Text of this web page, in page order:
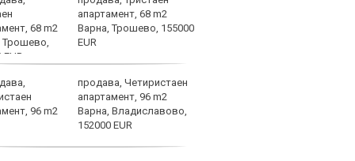
апартамент, 68 m2
Варна, Трошево, 155000
EUR
продава, Четиристаен
апартамент, 96 m2
Варна, Владиславово,
152000 EUR